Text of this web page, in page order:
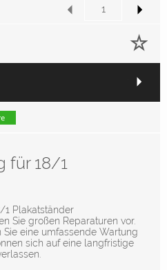
für 18/1
1 Plakatständer
Sie großen Reparaturen vor.
eine umfassende Wartung
sich auf eine langfristige